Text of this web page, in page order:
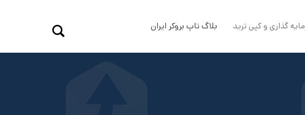
گذاری و کپی ترید بلاگ تاپ بروکر ایران